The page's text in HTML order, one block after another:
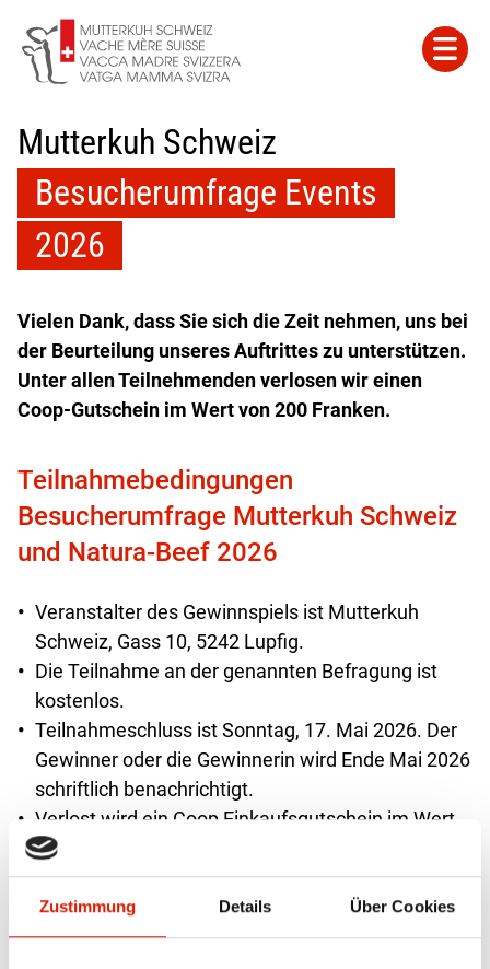
Zustimmung Details Über Cookies
Mutterkuh Schweiz
Besucherumfrage Events
2026
Vielen Dank, dass Sie sich die Zeit nehmen, uns bei
der Beurteilung unseres Auftrittes zu unterstützen.
Unter allen Teilnehmenden verlosen wir einen
Coop-Gutschein im Wert von 200 Franken.
Teilnahmebedingungen
Besucherumfrage Mutterkuh Schweiz
und Natura-Beef 2026
Veranstalter des Gewinnspiels ist Mutterkuh
Schweiz, Gass 10, 5242 Lupfig.
Die Teilnahme an der genannten Befragung ist
kostenlos.
Teilnahmeschluss ist Sonntag, 17. Mai 2026. Der
Gewinner oder die Gewinnerin wird Ende Mai 2026
schriftlich benachrichtigt.
Verlost wird ein Coop Einkaufsgutschein im Wert
von CHF 200.–.
Von der Umfrage ausgeschlossen sind
Mitarbeitende von Mutterkuh Schweiz.
Das Gewinnspiel steht in keiner Verbindung zu